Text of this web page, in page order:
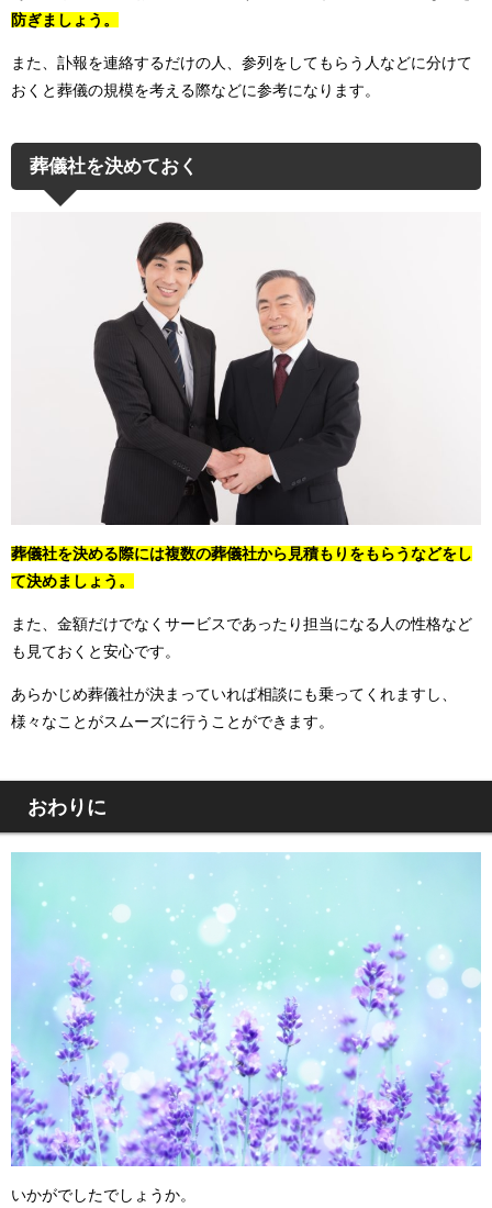
防ぎましょう。
また、訃報を連絡するだけの人、参列をしてもらう人などに分けて
おくと葬儀の規模を考える際などに参考になります。
葬儀社を決めておく
葬儀社を決める際には複数の葬儀社から見積もりをもらうなどをし
て決めましょう。
また、金額だけでなくサービスであったり担当になる人の性格など
も見ておくと安心です。
あらかじめ葬儀社が決まっていれば相談にも乗ってくれますし、
様々なことがスムーズに行うことができます。
おわりに
いかがでしたでしょうか。